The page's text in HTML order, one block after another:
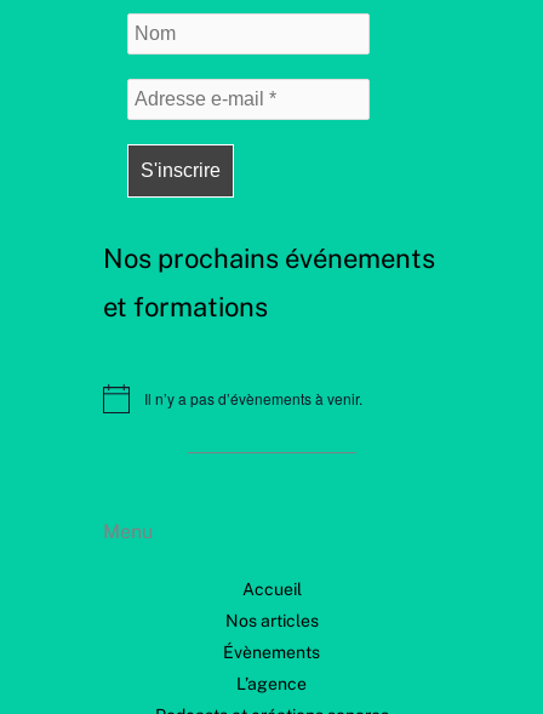
Nos prochains événements
et formations
Il n’y a pas d’évènements à venir.
Menu
Accueil
Nos articles
Évènements
L’agence